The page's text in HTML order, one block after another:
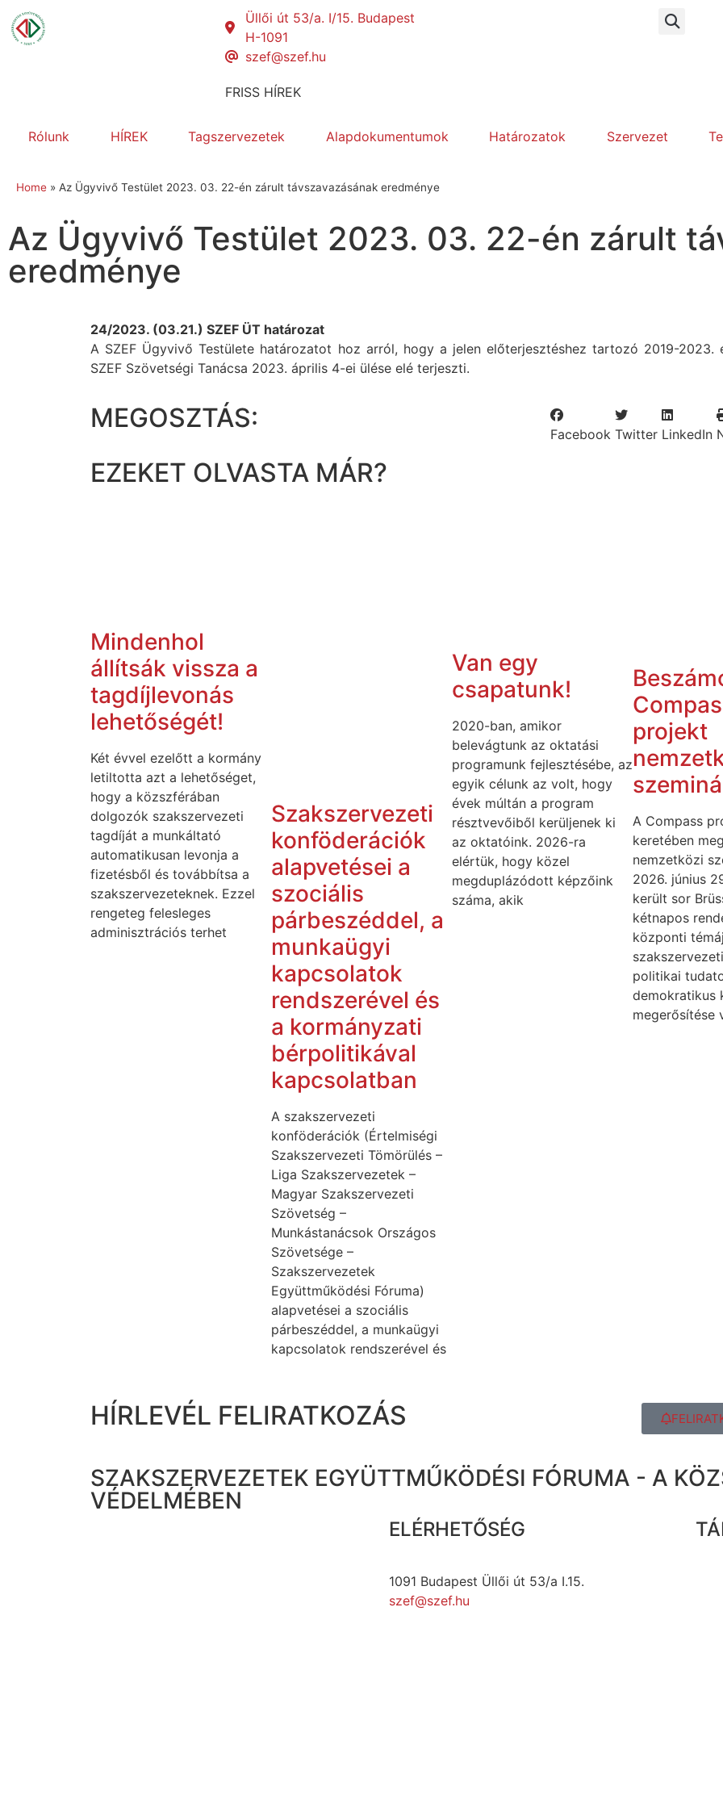
Üllői út 53/a. I/15. Budapest
H-1091
szef@szef.hu
FRISS HÍREK
Rólunk HÍREK Tagszervezetek Alapdokumentumok Határozatok Szervezet
Home » Az Ügyvivő Testület 2023. 03. 22-én zárult távszavazásának eredménye
Az Ügyvivő Testület 2023. 03. 22-én zárult
eredménye
24/2023. (03.21.) SZEF ÜT határozat
A SZEF Ügyvivő Testülete határozatot hoz arról, hogy a jelen előterjesztéshez tartozó 2019-2023.
SZEF Szövetségi Tanácsa 2023. április 4-ei ülése elé terjeszti.
MEGOSZTÁS:
Facebook Twitter LinkedIn
EZEKET OLVASTA MÁR?
Mindenhol
állítsák vissza a
tagdíjlevonás
lehetőségét!
Két évvel ezelőtt a kormány
letiltotta azt a lehetőséget,
hogy a közszférában
dolgozók szakszervezeti
tagdíját a munkáltató
automatikusan levonja a
fizetésből és továbbítsa a
szakszervezeteknek. Ezzel
rengeteg felesleges
adminisztrációs terhet
Szakszervezeti
konföderációk
alapvetései a
szociális
párbeszéddel, a
munkaügyi
kapcsolatok
rendszerével és
a kormányzati
bérpolitikával
kapcsolatban
A szakszervezeti
konföderációk (Értelmiségi
Szakszervezeti Tömörülés –
Liga Szakszervezetek –
Magyar Szakszervezeti
Szövetség –
Munkástanácsok Országos
Szövetsége –
Szakszervezetek
Együttműködési Fóruma)
alapvetései a szociális
párbeszéddel, a munkaügyi
kapcsolatok rendszerével és
Van egy
csapatunk!
2020-ban, amikor
belevágtunk az oktatási
programunk fejlesztésébe, az
egyik célunk az volt, hogy
évek múltán a program
résztvevőiből kerüljenek ki
az oktatóink. 2026-ra
elértük, hogy közel
megduplázódott képzőink
száma, akik
projekt
A Compass
keretében
nemzetközi
2026. június
került sor
kétnapos
központi
politikai
demokratikus
megerősítése
HÍRLEVÉL FELIRATKOZÁS
SZAKSZERVEZETEK EGYÜTTMŰKÖDÉSI FÓRUMA - A
VÉDELMÉBEN
ELÉRHETŐSÉG
1091 Budapest Üllői út 53/a I.15.
szef@szef.hu